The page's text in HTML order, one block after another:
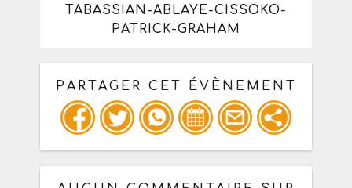
TABASSIAN-ABLAYE-CISSOKO-
PATRICK-GRAHAM
PARTAGER CET ÉVÈNEMENT
Copiez les infos ci-dessous pour un
: mail / forum / réseau social